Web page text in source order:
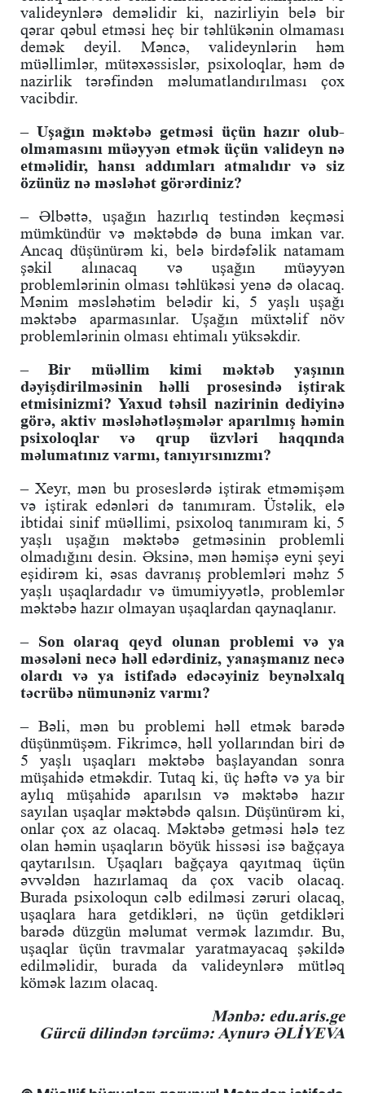
valideynlərə deməlidir ki, nazirliyin belə bir
qərar qəbul etməsi heç bir təhlükənin olmaması
demək deyil. Məncə, valideynlərin həm
müəllimlər, mütəxəssislər, psixoloqlar, həm də
nazirlik tərəfindən məlumatlandırılması çox
vacibdir.
– Uşağın məktəbə getməsi üçün hazır olub-
olmamasını müəyyən etmək üçün valideyn nə
etməlidir, hansı addımları atmalıdır və siz
özünüz nə məsləhət görərdiniz?
– Əlbəttə, uşağın hazırlıq testindən keçməsi
mümkündür və məktəbdə də buna imkan var.
Ancaq düşünürəm ki, belə birdəfəlik natamam
şəkil alınacaq və uşağın müəyyən
problemlərinin olması təhlükəsi yenə də olacaq.
Mənim məsləhətim belədir ki, 5 yaşlı uşağı
məktəbə aparmasınlar. Uşağın müxtəlif növ
problemlərinin olması ehtimalı yüksəkdir.
– Bir müəllim kimi məktəb yaşının
dəyişdirilməsinin həlli prosesində iştirak
etmisinizmi? Yaxud təhsil nazirinin dediyinə
görə, aktiv məsləhətləşmələr aparılmış həmin
psixoloqlar və qrup üzvləri haqqında
məlumatınız varmı, tanıyırsınızmı?
– Xeyr, mən bu proseslərdə iştirak etməmişəm
və iştirak edənləri də tanımıram. Üstəlik, elə
ibtidai sinif müəllimi, psixoloq tanımıram ki, 5
yaşlı uşağın məktəbə getməsinin problemli
olmadığını desin. Əksinə, mən həmişə eyni şeyi
eşidirəm ki, əsas davranış problemləri məhz 5
yaşlı uşaqlardadır və ümumiyyətlə, problemlər
məktəbə hazır olmayan uşaqlardan qaynaqlanır.
– Son olaraq qeyd olunan problemi və ya
məsələni necə həll edərdiniz, yanaşmanız necə
olardı və ya istifadə edəcəyiniz beynəlxalq
təcrübə nümunəniz varmı?
– Bəli, mən bu problemi həll etmək barədə
düşünmüşəm. Fikrimcə, həll yollarından biri də
5 yaşlı uşaqları məktəbə başlayandan sonra
müşahidə etməkdir. Tutaq ki, üç həftə və ya bir
aylıq müşahidə aparılsın və məktəbə hazır
sayılan uşaqlar məktəbdə qalsın. Düşünürəm ki,
onlar çox az olacaq. Məktəbə getməsi hələ tez
olan həmin uşaqların böyük hissəsi isə bağçaya
qaytarılsın. Uşaqları bağçaya qayıtmaq üçün
əvvəldən hazırlamaq da çox vacib olacaq.
Burada psixoloqun cəlb edilməsi zəruri olacaq,
uşaqlara hara getdikləri, nə üçün getdikləri
barədə düzgün məlumat vermək lazımdır. Bu,
uşaqlar üçün travmalar yaratmayacaq şəkildə
edilməlidir, burada da valideynlərə mütləq
kömək lazım olacaq.
Mənbə: edu.aris.ge
Gürcü dilindən tərcümə: Aynurə ƏLİYEVA